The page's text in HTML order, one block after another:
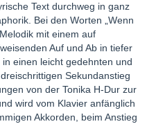
Text durchweg in ganz
Bei den Worten „Wenn
mit einem auf
Auf und Ab in tiefer
einen leicht gedehnten und
Sekundanstieg
von der Tonika H-Dur zur
wird vom Klavier anfänglich
Akkorden, beim Anstieg